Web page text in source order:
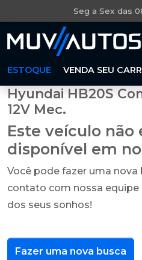
Seg a Sex das
ESTOQUE VENDA SEU
Hyundai HB20S
12V Mec.
Este veículo não
disponível em
Você pode fazer uma nova
contato com nossa equipe
dos seus sonhos!
Fazer uma nova busca